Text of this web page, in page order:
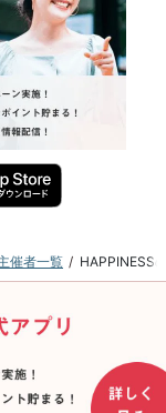
催者一覧 HAPPINESS